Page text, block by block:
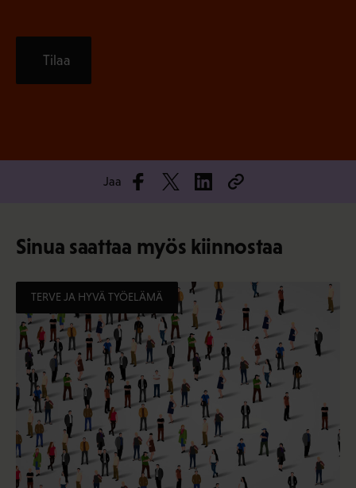
Tilaa
Jaa
Sinua saattaa myös kiinnostaa
TERVE JA HYVÄ TYÖELÄMÄ